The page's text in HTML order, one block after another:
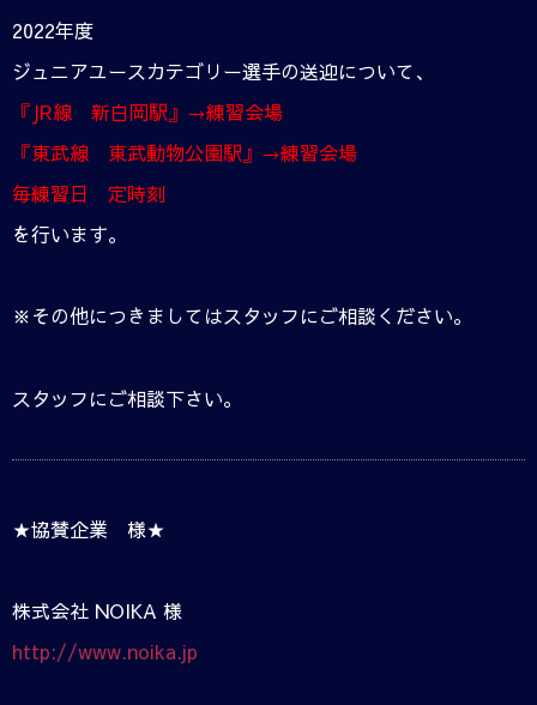
2022年度
ジュニアユースカテゴリー選手の送迎について、
『JR線 新白岡駅』→練習会場
『東武線 東武動物公園駅』→練習会場
毎練習日 定時刻
を行います。
※その他につきましてはスタッフにご相談ください。
スタッフにご相談下さい。
★協賛企業 様★
株式会社 NOIKA 様
http://www.noika.jp